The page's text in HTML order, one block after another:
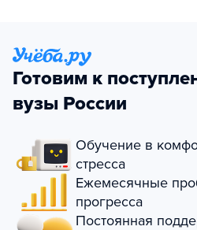
Готовим к
вузы России
Обучение в
стресса
Ежемесячные
прогресса
Постоянная